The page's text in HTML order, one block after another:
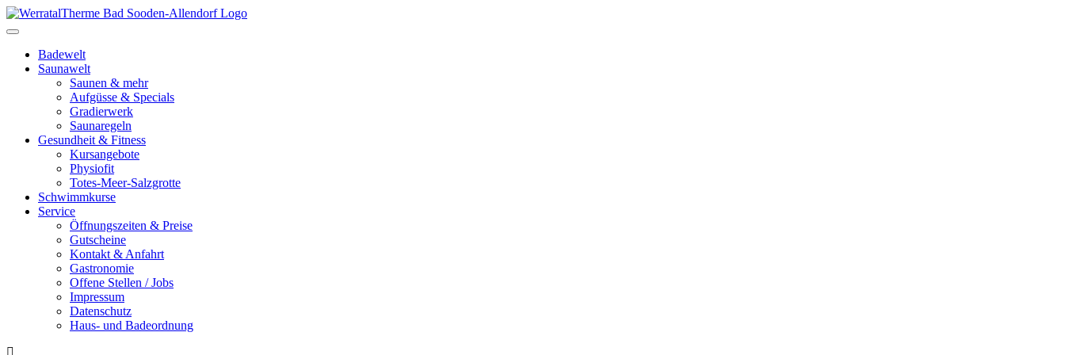
Toggle
navigationBadewelt
Saunawelt
Saunen & mehr
Aufgüsse & Specials
Gradierwerk
Saunaregeln
Gesundheit & Fitness
Kursangebote
Physiofit
Totes-Meer-Salzgrotte
Schwimmkurse
Service
Öffnungszeiten & Preise
Gutscheine
Kontakt & Anfahrt
Gastronomie
Offene Stellen / Jobs
Impressum
Datenschutz
Haus- und Badeordnung